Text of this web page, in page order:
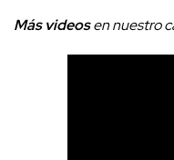
Más videosen nuestro